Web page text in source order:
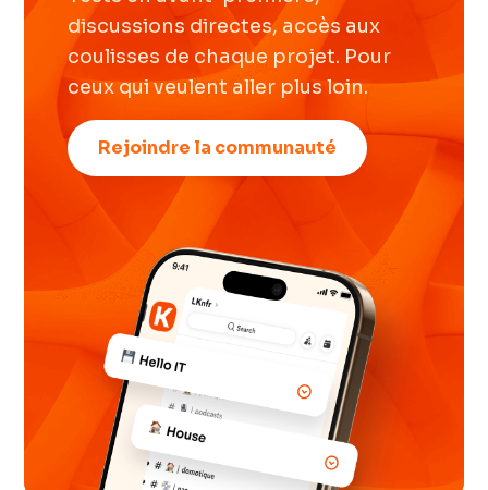
discussions directes, accès aux
coulisses de chaque projet. Pour
ceux qui veulent aller plus loin.
Rejoindre la communauté